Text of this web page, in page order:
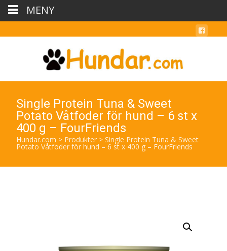
Single Protein Tuna & Sweet
Potato Våtfoder för hund – 6 st x
400 g – FourFriends
Hundar.com > Produkter > Single Protein Tuna & Sweet
Potato Våtfoder för hund – 6 st x 400 g – FourFriends
MENY